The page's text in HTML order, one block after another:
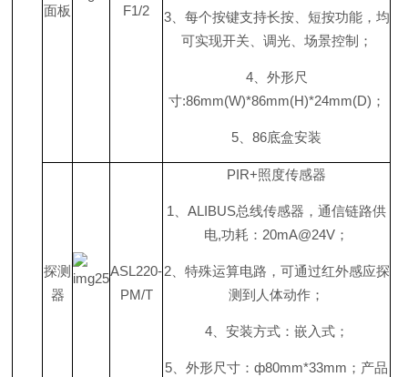
面板
F1/2
3、每个按键支持长按、短按功能，均
可实现开关、调光、场景控制；
4、外形尺
寸:86mm(W)*86mm(H)*24mm(D) ；
5 、86底盒安装
探测
器
ASL220-
PM/T
PIR+照度传感器
1 、ALIBUS总线传感器，通信链路供
电,功耗 ： 20mA@24V ；
2、特殊运算电路，可通过红外感应探
测到人体动作；
4、安装方式：嵌入式；
5 、外形尺寸 ：ф80mm*33mm ；产品